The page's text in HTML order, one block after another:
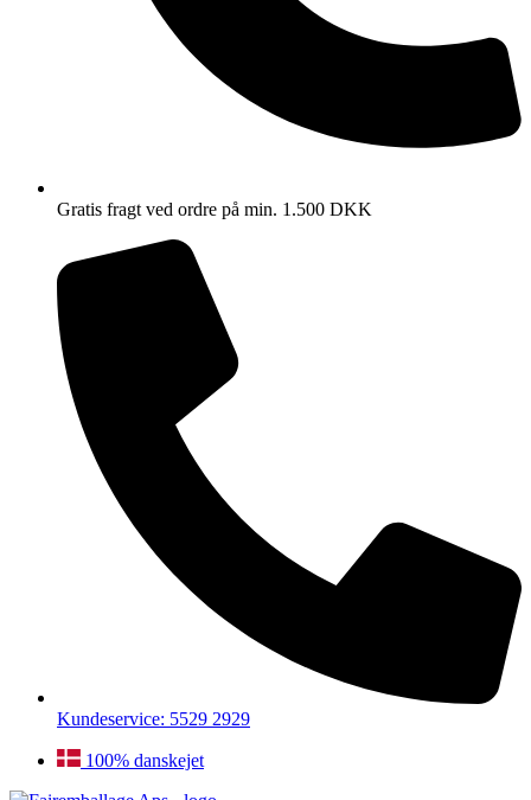
Gratis fragt ved ordre på min. 1.500 DKK
Kundeservice: 5529 2929
100% danskejet